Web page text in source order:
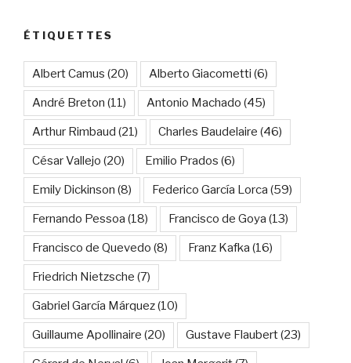
ÉTIQUETTES
Albert Camus (20) Alberto Giacometti (6)
André Breton (11) Antonio Machado (45)
Arthur Rimbaud (21) Charles Baudelaire (46)
César Vallejo (20) Emilio Prados (6)
Emily Dickinson (8) Federico García Lorca (59)
Fernando Pessoa (18) Francisco de Goya (13)
Francisco de Quevedo (8) Franz Kafka (16)
Friedrich Nietzsche (7)
Gabriel García Márquez(10)
Guillaume Apollinaire (20) Gustave Flaubert(23)